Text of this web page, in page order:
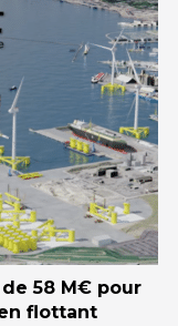
58 M€ pour
flottant